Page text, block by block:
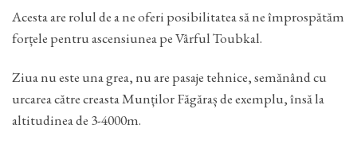
Acesta are rolul de a ne oferi posibilitatea să ne împrospătăm
forțele pentru ascensiunea pe Vârful Toubkal.
Ziua nu este una grea, nu are pasaje tehnice, semănând cu
urcarea către creasta Munților Făgăraș de exemplu, însă la
altitudinea de 3-4000m.